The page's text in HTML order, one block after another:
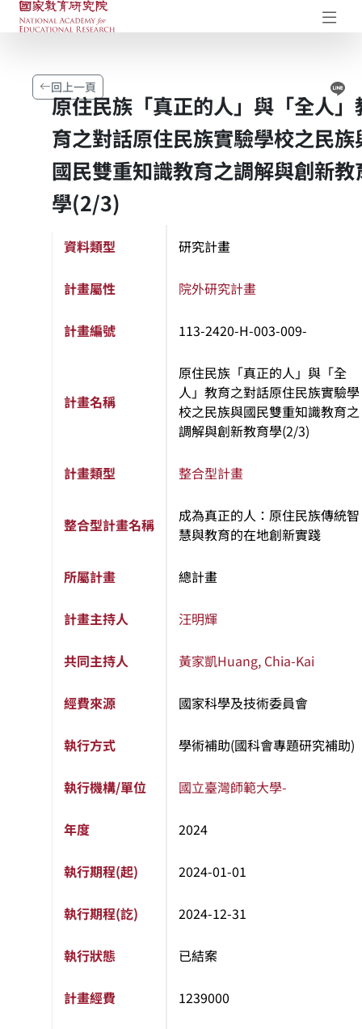
國家教育研究院-研究成果典藏庫
回上一頁
原住民族「真正的人」與「全人」
育之對話原住民族實驗學校之民族
國民雙重知識教育之調解與創新教
學(2/3)
資料類型 研究計畫
計畫屬性 院外研究計畫
計畫編號 113-2420-H-003-009-
計畫名稱
原住民族「真正的人」與「全
人」教育之對話原住民族實驗學
校之民族與國民雙重知識教育之
調解與創新教育學(2/3)
計畫類型 整合型計畫
整合型計畫名稱
成為真正的人：原住民族傳統智
慧與教育的在地創新實踐
所屬計畫 總計畫
計畫主持人 汪明輝
共同主持人 黃家凱Huang, Chia-Kai
經費來源 國家科學及技術委員會
執行方式 學術補助(國科會專題研究補助)
執行機構/單位 國立臺灣師範大學-
年度 2024
執行期程(起) 2024-01-01
執行期程(訖) 2024-12-31
執行狀態 已結案
計畫經費 1239000